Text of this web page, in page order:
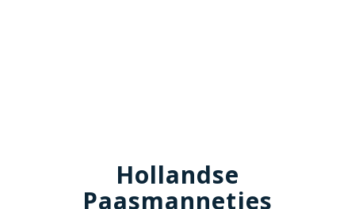
Hollandse
Paasmannetjes